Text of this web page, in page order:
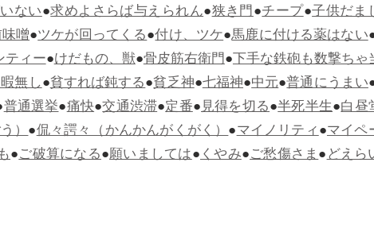
ない●求めよさらば与えられん●狭き門●チープ●子供だま
噌●ツケが回ってくる●付け、ツケ●馬鹿に付ける薬はない
ティー●けだもの、獣●骨皮筋右衛門●下手な鉄砲も数撃ちゃ
無し●貧すれば鈍する●貧乏神●七福神●中元●普通にうまい
普通選挙●痛快●交通渋滞●定番●見得を切る●半死半生●白昼
）●侃々諤々（かんかんがくがく）●マイノリティ●マイペ
●ご破算になる●願いましては●くやみ●ご愁傷さま●どえら